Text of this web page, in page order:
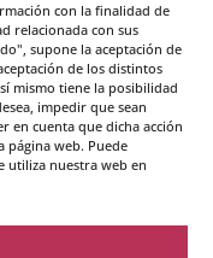
con la finalidad de
relacionada con sus
supone la aceptación de
de los distintos
mismo tiene la posibilidad
impedir que sean
en cuenta que dicha acción
página web. Puede
utiliza nuestra web en
y web en
que comente.